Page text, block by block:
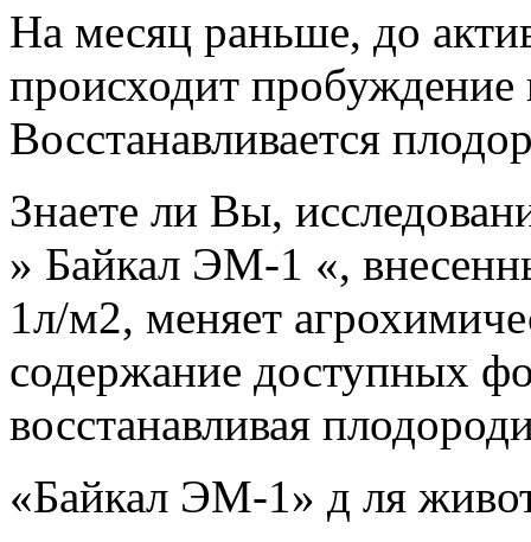
На месяц раньше, до
происходит
Восстанавливается
Знаете ли Вы,
» Байкал ЭМ-1 «,
1л/м2, меняет
содержание доступных
восстанавливая
«Байкал ЭМ-1» д ля